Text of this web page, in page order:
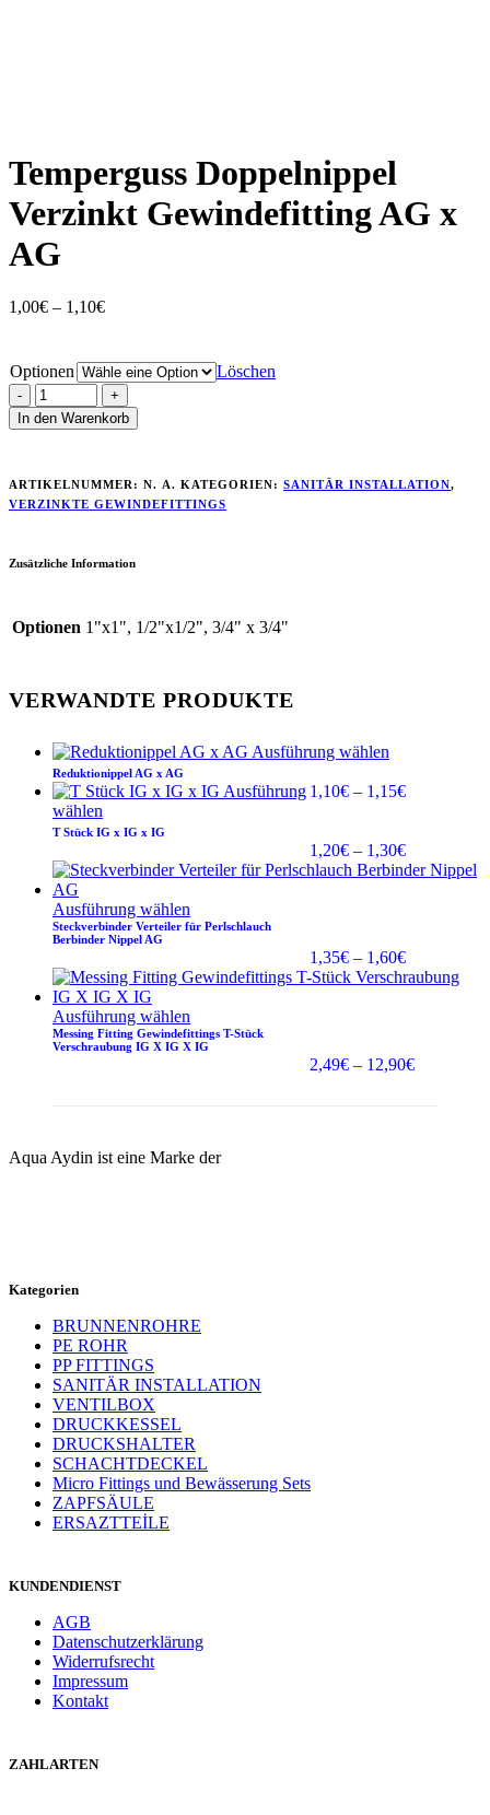
Temperguss Doppelnippel
Verzinkt Gewindefitting AG x
AG
1,00€ – 1,10€Preisspanne:
1,10€
Optionen Löschen
In den Warenkorb
ARTIKELNUMMER: N. A. KATEGORIEN: SANITÄR INSTALLATION,
VERZINKTE GEWINDEFITTINGS
Zusätzliche Information
Optionen 1"x1", 1/2"x1/2", 3/4" x 3/4"
VERWANDTE PRODUKTE
Ausführung wählen
Reduktionippel AG x AG
1,10€ – 1,15€
1,15€
Ausführung
wählen
T Stück IG x IG x IG
1,20€ – 1,30€
1,20€
Ausführung wählen
Steckverbinder Verteiler für Perlschlauch
Berbinder Nippel AG
1,35€ – 1,60€
1,35€
Ausführung wählen
Messing Fitting Gewindefittings T-Stück
Verschraubung IG X IG X IG
2,49€ – 12,90€
Aqua Aydin ist eine Marke der
Kategorien
BRUNNENROHRE
PE ROHR
PP FITTINGS
SANITÄR INSTALLATION
VENTILBOX
DRUCKKESSEL
DRUCKSHALTER
SCHACHTDECKEL
Micro Fittings und Bewässerung Sets
ZAPFSÄULE
ERSAZTTEİLE
KUNDENDIENST
AGB
Datenschutzerklärung
Widerrufsrecht
Impressum
Kontakt
ZAHLARTEN